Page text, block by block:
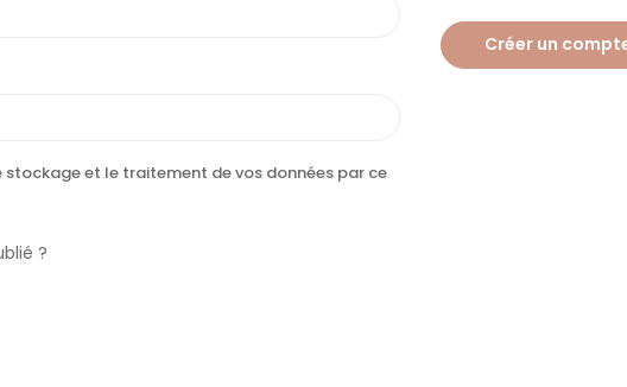
et le traitement de vos données par ce
?
Créer un